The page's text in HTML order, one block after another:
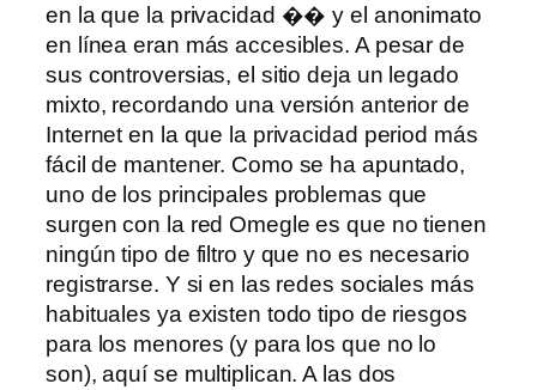
en la que la privacidad �� y el anonimato
en línea eran más accesibles. A pesar de
sus controversias, el sitio deja un legado
mixto, recordando una versión anterior de
Internet en la que la privacidad period más
fácil de mantener. Como se ha apuntado,
uno de los principales problemas que
surgen con la red Omegle es que no tienen
ningún tipo de filtro y que no es necesario
registrarse. Y si en las redes sociales más
habituales ya existen todo tipo de riesgos
para los menores (y para los que no lo
son), aquí se multiplican. A las dos